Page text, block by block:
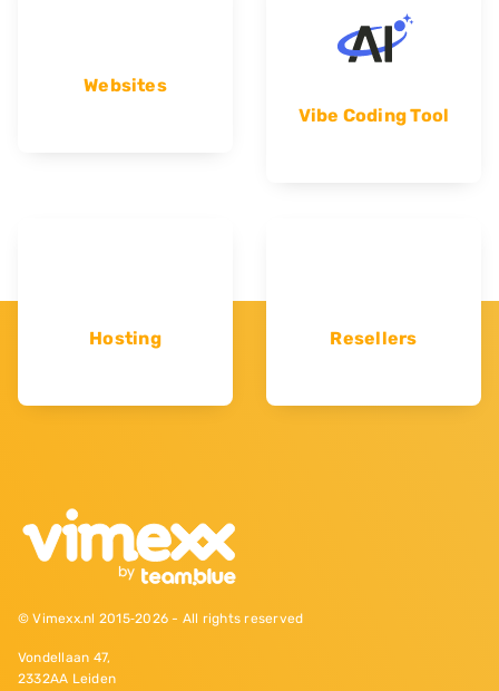
Websites
Vibe Coding Tool
Hosting Resellers
© Vimexx.nl 2015‐2026 - All rights reserved
Vondellaan 47,
2332AA Leiden